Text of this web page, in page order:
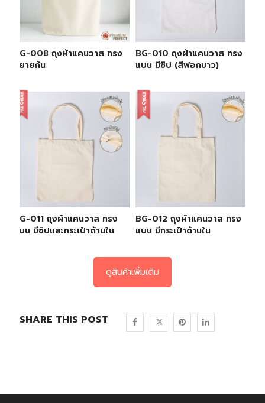
BG-008 ถุงผ้าแคนวาส ทรง
ขยายก้น
BG-010 ถุงผ้าแคนวาส ทรง
แบน มีซิป (สีฟอกขาว)
BG-011 ถุงผ้าแคนวาส ทรง
แบน มีซิปและกระเป๋าด้านใน
BG-012 ถุงผ้าแคนวาส ทรง
แบน มีกระเป๋าด้านใน
ดูสินค้าเพิ่มเติม
SHARE THIS POST